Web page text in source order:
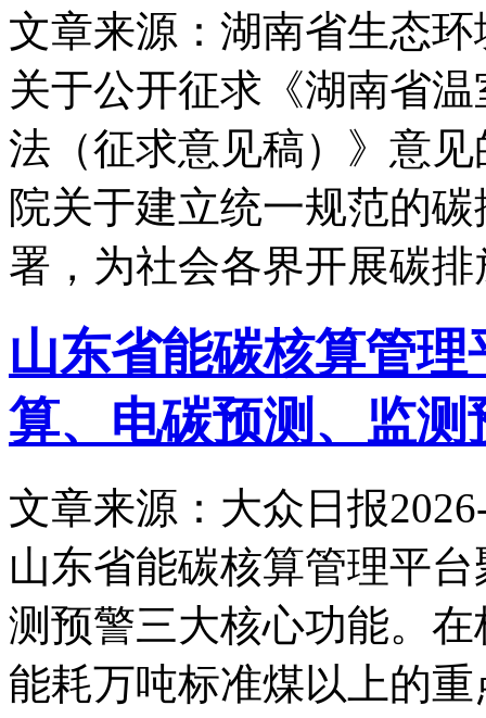
文章来源：湖南省生态环
关于公开征求《湖南省
法（征求意见稿）》意
院关于建立统一规范的
署，为社会各界开展碳排
山东省能碳核算管
算、电碳预测、监测
文章来源：大众日报
山东省能碳核算管理平
测预警三大核心功能。
能耗万吨标准煤以上的